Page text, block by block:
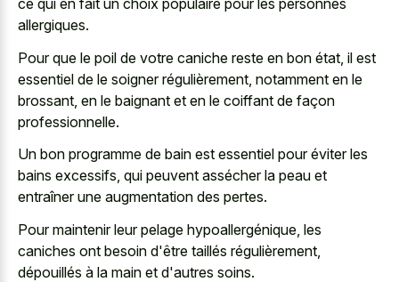
ce qui en fait un choix populaire pour les personnes
allergiques.
Pour que le poil de votre caniche reste en bon état, il est
essentiel de le soigner régulièrement, notamment en le
brossant, en le baignant et en le coiffant de façon
professionnelle.
Un bon programme de bain est essentiel pour éviter les
bains excessifs, qui peuvent assécher la peau et
entraîner une augmentation des pertes.
Pour maintenir leur pelage hypoallergénique, les
caniches ont besoin d'être taillés régulièrement,
dépouillés à la main et d'autres soins.